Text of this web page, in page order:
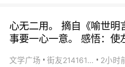
心无二用。 摘自《喻世明
事要一心一意。 感悟：使
文学广场 街友21416156 2小时